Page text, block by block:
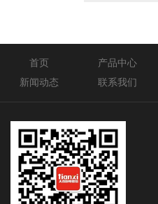
首页 产品中心
新闻动态
联系我们